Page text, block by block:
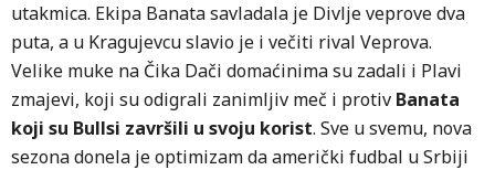
utakmica. Ekipa Banata savladala je Divlje veprove dva
puta, a u Kragujevcu slavio je i večiti rival Veprova.
Velike muke na Čika Dači domaćinima su zadali i Plavi
zmajevi, koji su odigrali zanimljiv meč i protiv Banata
koji su Bullsi završili u svoju korist. Sve u svemu, nova
sezona donela je optimizam da američki fudbal u Srbiji